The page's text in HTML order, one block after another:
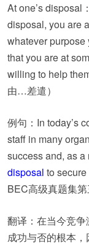
At one’s disposal：
disposal, you are
whatever
that you are at
willing to help
由…差遣）
例句：In today’s
staff in many
success and, as a
disposal to
BEC高级真题集
翻译：在当今竞
成功与否的根本